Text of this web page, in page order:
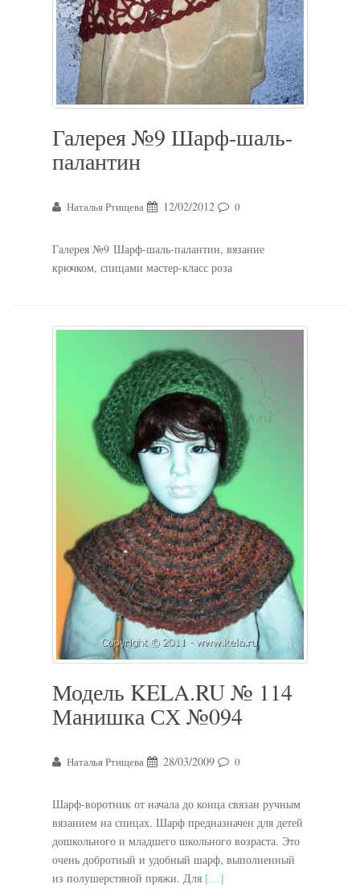
Галерея №9 Шарф-шаль-
палантин
Наталья Ртищева 12/02/2012 0
Галерея №9 Шарф-шаль-палантин, вязание
крючком, спицами мастер-класс роза
Модель KELA.RU № 114
Манишка СХ №094
Наталья Ртищева 28/03/2009 0
Шарф-воротник от начала до конца связан ручным
вязанием на спицах. Шарф предназначен для детей
дошкольного и младшего школьного возраста. Это
очень добротный и удобный шарф, выполненный
из полушерстяной пряжи. Для […]